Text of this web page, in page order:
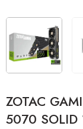
ZOTAC
5070 SOLID